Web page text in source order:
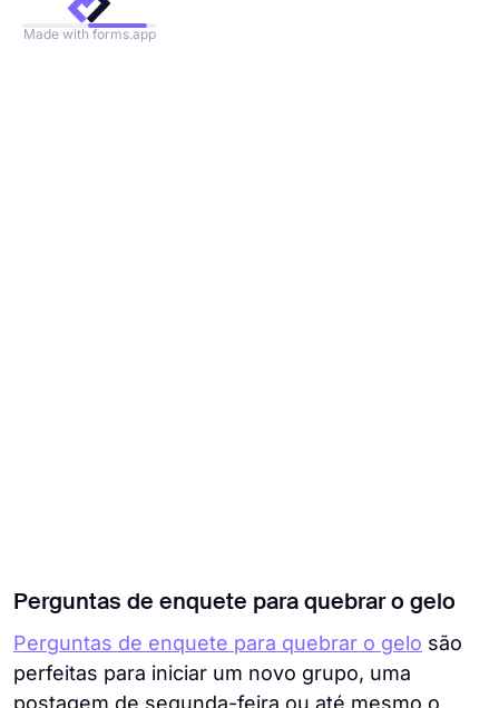
Perguntas de enquete para quebrar o gelo
Perguntas de enquete para quebrar o gelo são
perfeitas para iniciar um novo grupo, uma
postagem de segunda-feira ou até mesmo o